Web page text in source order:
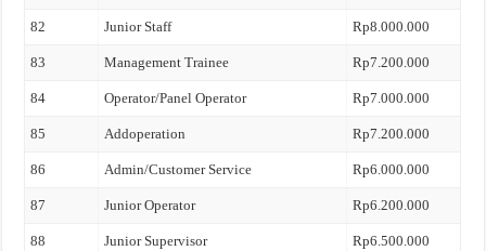
82 Junior Staff Rp8.000.000
83 Management Trainee Rp7.200.000
84 Operator/Panel Operator Rp7.000.000
85 Addoperation Rp7.200.000
86 Admin/Customer Service Rp6.000.000
87 Junior Operator Rp6.200.000
88 Junior Supervisor Rp6.500.000